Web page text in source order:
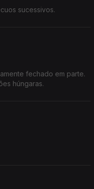
sucessivos.
fechado em parte.
húngaras.